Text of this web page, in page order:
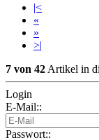
|<
«
»
>|
7 von 42 Artikel in
Login
E-Mail::
Passwort::